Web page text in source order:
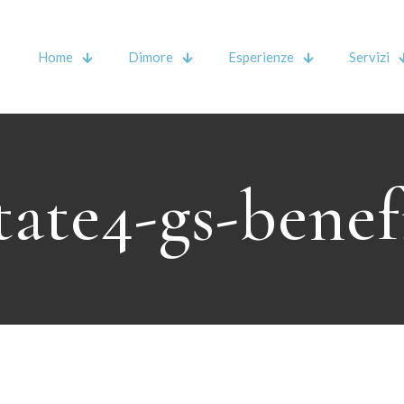
Home Dimore Esperienze Servizi
gs-